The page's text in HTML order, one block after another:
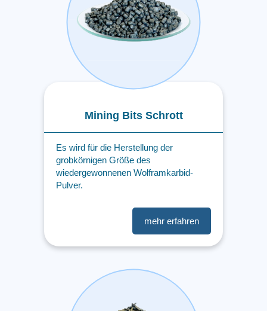
Mining Bits Schrott
Es wird für die Herstellung der
grobkörnigen Größe des
wiedergewonnenen Wolframkarbid-
Pulver.